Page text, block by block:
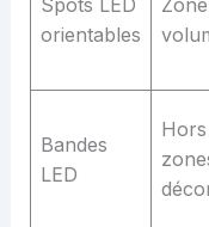
Spots LED
orientables
Bandes
LED